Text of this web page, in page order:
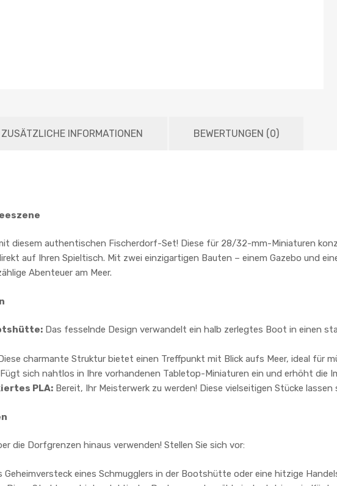
ZUSÄTZLICHE INFORMATIONEN BEWERTUNGEN (0)
diesem authentischen Fischerdorf-Set! Diese für 28/32-mm-Miniaturen
auf Ihren Spieltisch. Mit zwei einzigartigen Bauten – einem Gazebo und
Abenteuer am Meer.
Das fesselnde Design verwandelt ein halb zerlegtes Boot in einen
Diese charmante Struktur bietet einen Treffpunkt mit Blick aufs Meer, ideal für
Fügt sich nahtlos in Ihre vorhandenen Tabletop-Miniaturen ein und erhöht die
PLA: Bereit, Ihr Meisterwerk zu werden! Diese vielseitigen Stücke
die Dorfgrenzen hinaus verwenden! Stellen Sie sich vor:
Geheimversteck eines Schmugglers in der Bootshütte oder eine hitzige